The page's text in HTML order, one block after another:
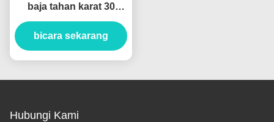
baja tahan karat 30
ton/jam Sistem air
industri ultra murni
bicara sekarang
Hubungi Kami